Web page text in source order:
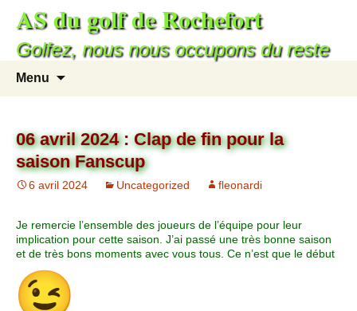
AS du golf de Rochefort
Golfez, nous nous occupons du reste
Menu
06 avril 2024 : Clap de fin pour la
saison Fanscup
6 avril 2024 Uncategorized fleonardi
Je remercie l’ensemble des joueurs de l’équipe pour leur
implication pour cette saison. J’ai passé une très bonne saison
et de très bons moments avec vous tous. Ce n’est que le début